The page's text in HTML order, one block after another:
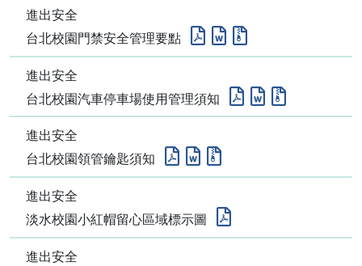
進出安全
台北校園門禁安全管理要點
進出安全
台北校園汽車停車場使用管理須知
進出安全
台北校園領管鑰匙須知
進出安全
淡水校園小紅帽留心區域標示圖
進出安全